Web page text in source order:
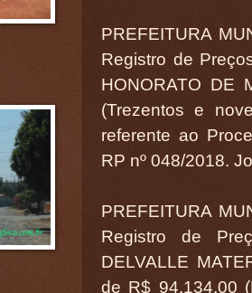
PREFEITURA
Registro de
HONORATO DE
(Trezentos e
referente ao
RP nº 048/2018.
PREFEITURA
Registro de
DELVALLE
de R$ 94.134,00